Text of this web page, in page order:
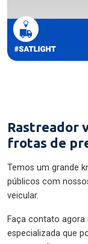
Rastreador
frotas de
Temos um grande
públicos com
veicular.
Faça contato
especializada que